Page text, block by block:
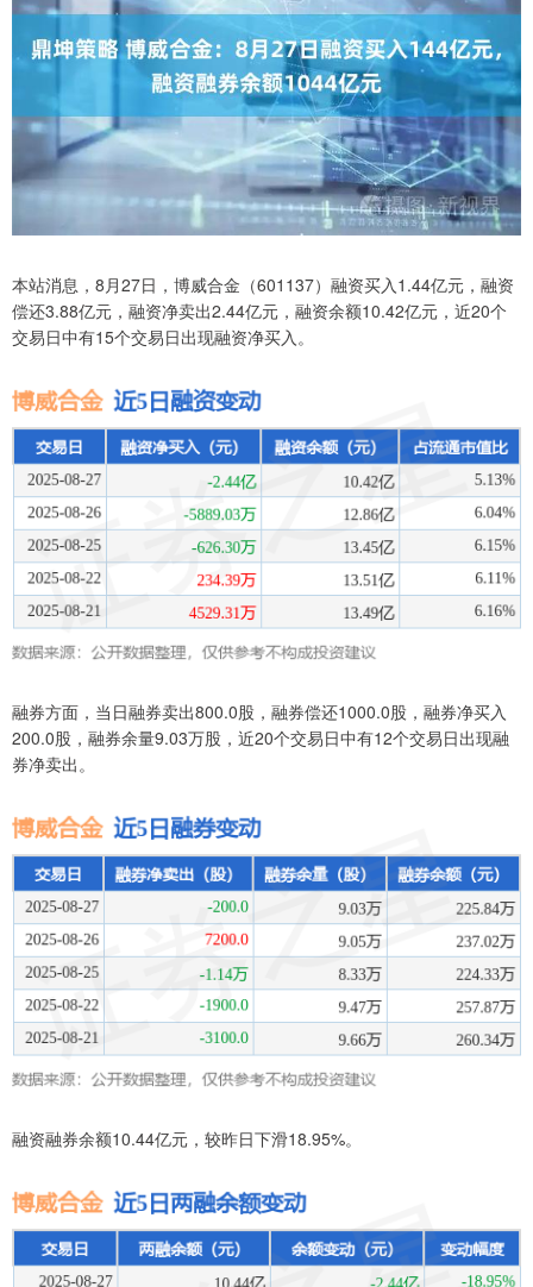
本站消息，8月27日，博威合金（601137）融资买入1.44亿元，融资
偿还3.88亿元，融资净卖出2.44亿元，融资余额10.42亿元，近20个
交易日中有15个交易日出现融资净买入。
融券方面，当日融券卖出800.0股，融券偿还1000.0股，融券净买入
200.0股，融券余量9.03万股，近20个交易日中有12个交易日出现融
券净卖出。
融资融券余额10.44亿元，较昨日下滑18.95%。